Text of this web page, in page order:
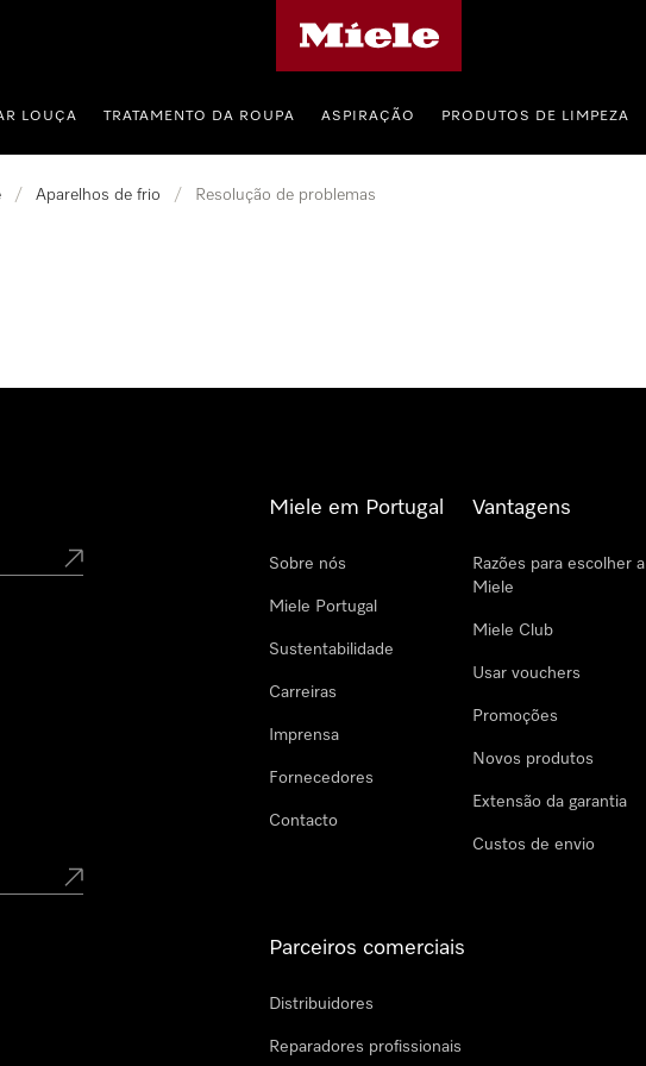
LOUÇA TRATAMENTO DA ROUPA ASPIRAÇÃO PRODUTOS DE LIMPEZA
/ Aparelhos de frio / Resolução de problemas
Miele em Portugal
Sobre nós
Miele Portugal
Sustentabilidade
Carreiras
Imprensa
Fornecedores
Contacto
Vantagens
Razões para escolher a
Miele
Miele Club
Usar vouchers
Promoções
Novos produtos
Extensão da garantia
Custos de envio
Parceiros comerciais
Distribuidores
Reparadores profissionais